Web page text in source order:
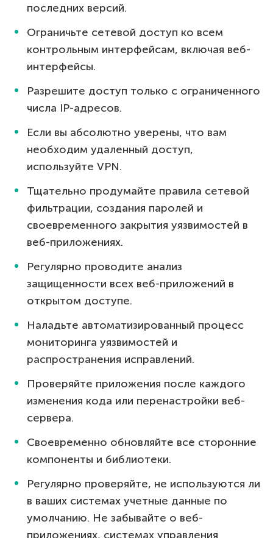
последних версий.
Ограничьте сетевой доступ ко всем
контрольным интерфейсам, включая веб-
интерфейсы.
Разрешите доступ только с ограниченного
числа IP-адресов.
Если вы абсолютно уверены, что вам
необходим удаленный доступ,
используйте VPN.
Тщательно продумайте правила сетевой
фильтрации, создания паролей и
своевременного закрытия уязвимостей в
веб-приложениях.
Регулярно проводите анализ
защищенности всех веб-приложений в
открытом доступе.
Наладьте автоматизированный процесс
мониторинга уязвимостей и
распространения исправлений.
Проверяйте приложения после каждого
изменения кода или перенастройки веб-
сервера.
Своевременно обновляйте все сторонние
компоненты и библиотеки.
Регулярно проверяйте, не используются ли
в ваших системах учетные данные по
умолчанию. Не забывайте о веб-
приложениях, системах управления